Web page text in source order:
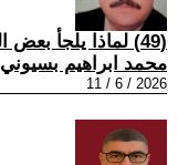
(49) لماذا يلجأ بعض المرضى إلى ChatGPT؟
محمد ابراهيم بسيوني
2026 / 6 / 11